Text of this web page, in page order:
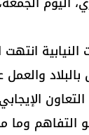
والعمل
هو التفاهم